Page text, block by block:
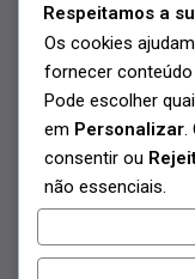
Revenda
Contactos
Praça António
geral@papirogold.pt
+351 214 719 177
Respeitamos a
Os cookies
fornecer
Pode escolher
em Personalizar.
consentir ou
não essenciais.